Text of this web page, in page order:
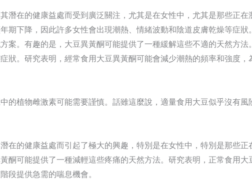
潛在的健康益處而受到廣泛關注，尤其是在女性中，尤其是那些正在
期下降，因此許多女性會出現潮熱、情緒波動和陰道皮膚乾燥等症狀
案。有趣的是，大豆異黃酮可能提供了一種緩解這些不適的天然方法
狀。研究表明，經常食用大豆異黃酮可能會減少潮熱的頻率和強度，
的植物雌激素可能需要謹慎。話雖這麼說，適量食用大豆似乎沒有風
在的健康益處而引起了極大的興趣，特別是在女性中，特別是那些正
酮可能提供了一種減輕這些疼痛的天然方法。研究表明，正常食用大
段提供急需的喘息機會。